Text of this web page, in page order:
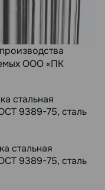
ООО «ПК
стальная
9389-75, сталь
стальная
9389-75, сталь